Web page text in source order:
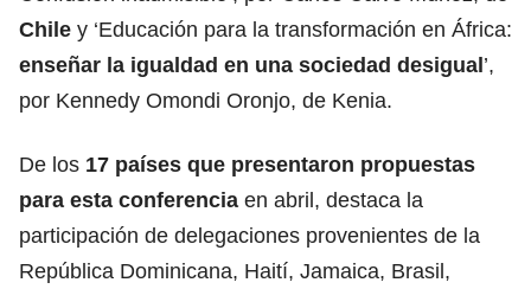
Chile y ‘Educación para la transformación en África:
enseñar la igualdad en una sociedad desigual’,
por Kennedy Omondi Oronjo, de Kenia.
De los 17 países que presentaron propuestas
para esta conferencia en abril, destaca la
participación de delegaciones provenientes de la
República Dominicana, Haití, Jamaica, Brasil,